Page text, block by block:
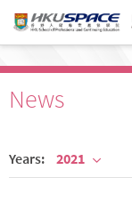
main
News
Years: 2021